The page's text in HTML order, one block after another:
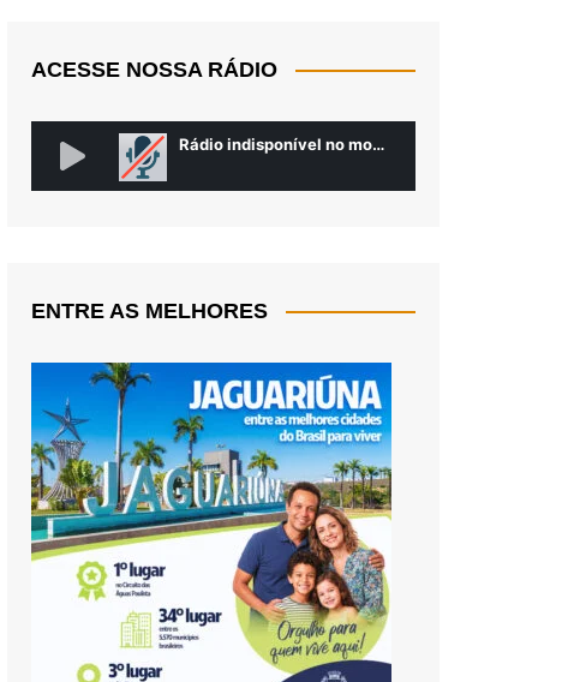
ACESSE NOSSA RÁDIO
ENTRE AS MELHORES